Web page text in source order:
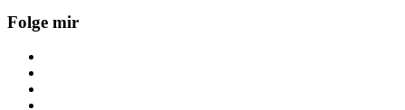
Folge mir